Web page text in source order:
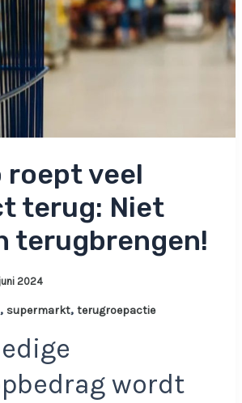
roept veel
terug: Niet
terugbrengen!
2024
, supermarkt, terugroepactie
wordt